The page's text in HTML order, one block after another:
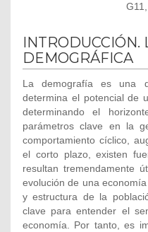
INTRODUCCIÓN.
DEMOGRÁFICA
La demografía es una
determina el potencial de
determinando el
parámetros clave en la
comportamiento cíclico,
el corto plazo, existen
resultan tremendamente
evolución de una
y estructura de la
clave para entender el
economía. Por tanto, es